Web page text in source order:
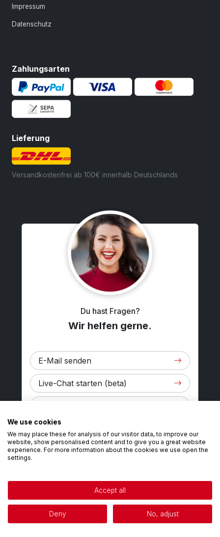
Impressum
Datenschutz
Zahlungsarten
Lieferung
Versandkostenfrei ab 100€ innerhalb Deutschlands
Du hast Fragen?
Wir helfen gerne.
E-Mail senden
Live-Chat starten (beta)
GER +49 7463 993060
Beliebte Kategorien
We use cookies
We may place these for analysis of our visitor data, to improve our
website, show personalised content and to give you a great website
experience. For more information about the cookies we use open the
settings.
Accept all
Deny No, adjust